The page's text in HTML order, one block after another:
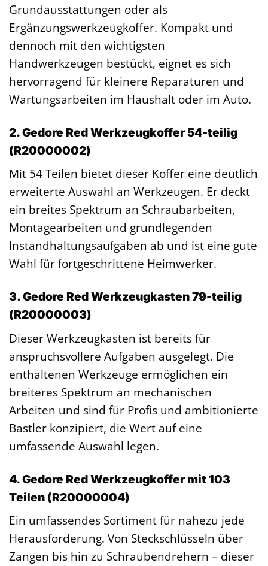
Grundausstattungen oder als
Ergänzungswerkzeugkoffer. Kompakt und
dennoch mit den wichtigsten
Handwerkzeugen bestückt, eignet es sich
hervorragend für kleinere Reparaturen und
Wartungsarbeiten im Haushalt oder im Auto.
2. Gedore Red Werkzeugkoffer 54-teilig
(R20000002)
Mit 54 Teilen bietet dieser Koffer eine deutlich
erweiterte Auswahl an Werkzeugen. Er deckt
ein breites Spektrum an Schraubarbeiten,
Montagearbeiten und grundlegenden
Instandhaltungsaufgaben ab und ist eine gute
Wahl für fortgeschrittene Heimwerker.
3. Gedore Red Werkzeugkasten 79-teilig
(R20000003)
Dieser Werkzeugkasten ist bereits für
anspruchsvollere Aufgaben ausgelegt. Die
enthaltenen Werkzeuge ermöglichen ein
breiteres Spektrum an mechanischen
Arbeiten und sind für Profis und ambitionierte
Bastler konzipiert, die Wert auf eine
umfassende Auswahl legen.
4. Gedore Red Werkzeugkoffer mit 103
Teilen (R20000004)
Ein umfassendes Sortiment für nahezu jede
Herausforderung. Von Steckschlüsseln über
Zangen bis hin zu Schraubendrehern – dieser